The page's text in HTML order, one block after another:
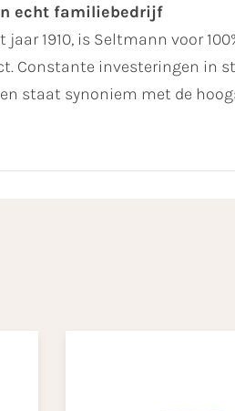
echt familiebedrijf
1910, is Seltmann voor
Constante investeringen in
staat synoniem met de